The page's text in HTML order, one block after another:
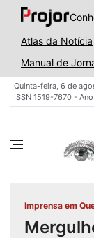
Atlas da Notícia
Manual de
Quinta-feira, 6 de
ISSN 1519-7670 -
Imprensa em